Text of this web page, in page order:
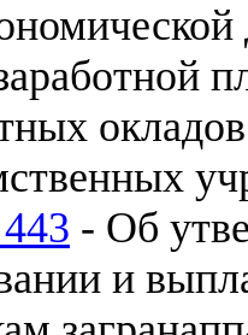
- Об
и